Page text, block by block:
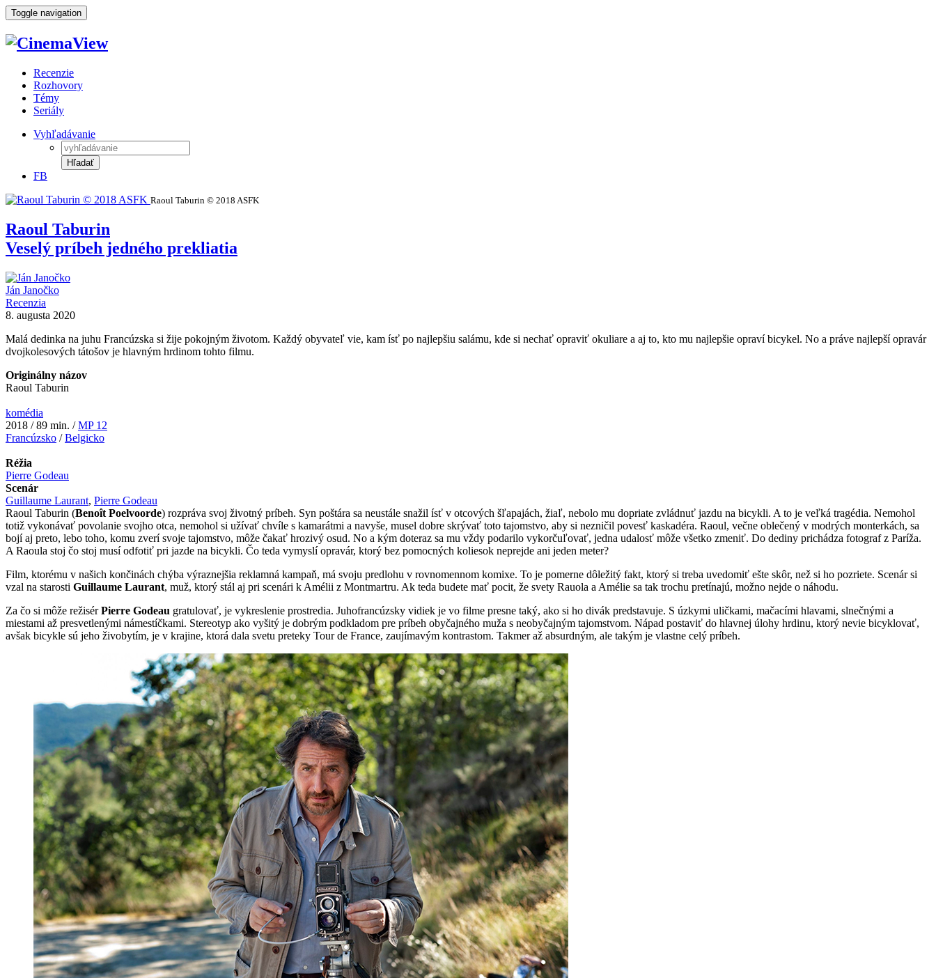
Toggle navigation
Recenzie
Rozhovory
Témy
Seriály
Vyhľadávanie
Hľadať
FB
Raoul Taburin © 2018 ASFK
Raoul Taburin
Veselý príbeh jedného prekliatia
Ján Janočko
Recenzia
8. augusta 2020
Malá dedinka na juhu Francúzska si žije pokojným životom. Každý obyvateľ vie, kam ísť po najlepšiu salámu, kde si nechať opraviť okuliare a aj to, kto mu najlepšie opraví bicykel. No a práve najlepší opravár
dvojkolesových tátošov je hlavným hrdinom tohto filmu.
Originálny názov
Raoul Taburin
komédia
2018 / 89 min. /MP 12
Francúzsko /Belgicko
Réžia
Pierre Godeau
Scenár
Guillaume Laurant, Pierre Godeau
Raoul Taburin (Benoît Poelvoorde) rozpráva svoj životný príbeh. Syn poštára sa neustále snažil ísť v otcových šľapajách, žiaľ, nebolo mu dopriate zvládnuť jazdu na bicykli. A to je veľká tragédia. Nemohol
totiž vykonávať povolanie svojho otca, nemohol si užívať chvíle s kamarátmi a navyše, musel dobre skrývať toto tajomstvo, aby si nezničil povesť kaskadéra. Raoul, večne oblečený v modrých monterkách, sa
bojí aj preto, lebo toho, komu zverí svoje tajomstvo, môže čakať hrozivý osud. No a kým doteraz sa mu vždy podarilo vykorčuľovať, jedna udalosť môže všetko zmeniť. Do dediny prichádza fotograf z Paríža.
A Raoula stoj čo stoj musí odfotiť pri jazde na bicykli. Čo teda vymyslí opravár, ktorý bez pomocných koliesok neprejde ani jeden meter?
Film, ktorému v našich končinách chýba výraznejšia reklamná kampaň, má svoju predlohu v rovnomennom komixe. To je pomerne dôležitý fakt, ktorý si treba uvedomiť ešte skôr, než si ho pozriete. Scenár si
vzal na starosti Guillaume Laurant, muž, ktorý stál aj pri scenári k Amélii z Montmartru. Ak teda budete mať pocit, že svety Rauola a Amélie sa tak trochu pretínajú, možno nejde o náhodu.
Za čo si môže režisérPierre Godeau gratulovať, je vykreslenie prostredia. Juhofrancúzsky vidiek je vo filme presne taký, ako si ho divák predstavuje. S úzkymi uličkami, mačacími hlavami, slnečnými a
miestami až presvetlenými námestíčkami. Stereotyp ako vyšitý je dobrým podkladom pre príbeh obyčajného muža s neobyčajným tajomstvom. Nápad postaviť do hlavnej úlohy hrdinu, ktorý nevie bicyklovať,
avšak bicykle sú jeho živobytím, je v krajine, ktorá dala svetu preteky Tour de France, zaujímavým kontrastom. Takmer až absurdným, ale takým je vlastne celý príbeh.